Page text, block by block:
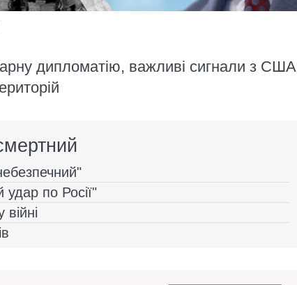
дипломатію, важливі сигнали з США
удар по Росії"